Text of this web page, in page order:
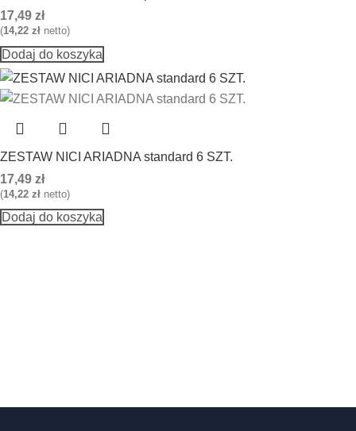
17,49 zł
(14,22 zł netto)
Dodaj do koszyka
ZESTAW NICI ARIADNA standard 6 SZT.
17,49 zł
(14,22 zł netto)
Dodaj do koszyka